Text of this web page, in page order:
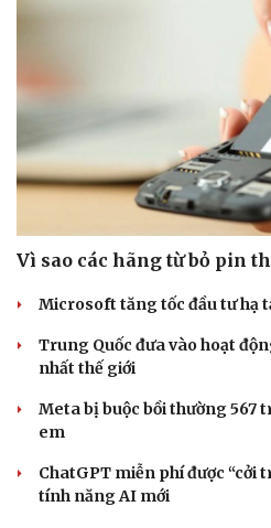
Vì sao các hãng từ bỏ pin
Microsoft tăng tốc đầu tư hạ
Trung Quốc đưa vào hoạt
nhất thế giới
Meta bị buộc bồi thường 567
em
ChatGPT miễn phí được “cởi
tính năng AI mới